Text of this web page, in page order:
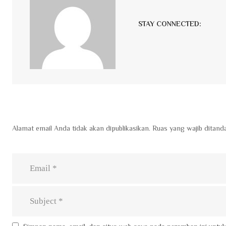
STAY CONNECTED:
Alamat email Anda tidak akan dipublikasikan. Ruas yang wajib